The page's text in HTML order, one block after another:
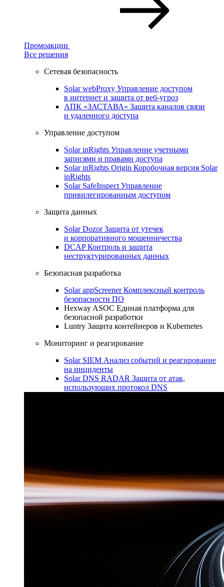
Промоакции
Все решения
Сетевая безопасность
Solar webProxy Управление доступом
в интернет и защита от веб-угроз
АПК «ЗАСТАВА» Защита каналов связи
и удаленного доступа
Управление доступом
Solar inRights Управление учетными
записями и правами доступа
Solar inRights Origin Коробочная версия Solar
inRights
Solar SafeInspect Управление
привилегированным доступом
Защита данных
Solar DozorЗащита от утечек
и корпоративного мошенничества
DCAPКонтроль и защита
неструктурированных данных
Безопасная разработка
Solar appScreenerКомплексный контроль
безопасности ПО
Hexway ASOC Единая платформа для
безопасной разработки
Luntry Защита контейнеров и Kubernetes
Мониторинг и реагирование
Solar SIEM Анализ событий и реагирование
на инциденты
Solar DNS RADAR Защита от атак,
использующих протокол DNS